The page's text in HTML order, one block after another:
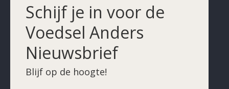
Schijf je in voor de
Voedsel Anders
Nieuwsbrief
Blijf op de hoogte!